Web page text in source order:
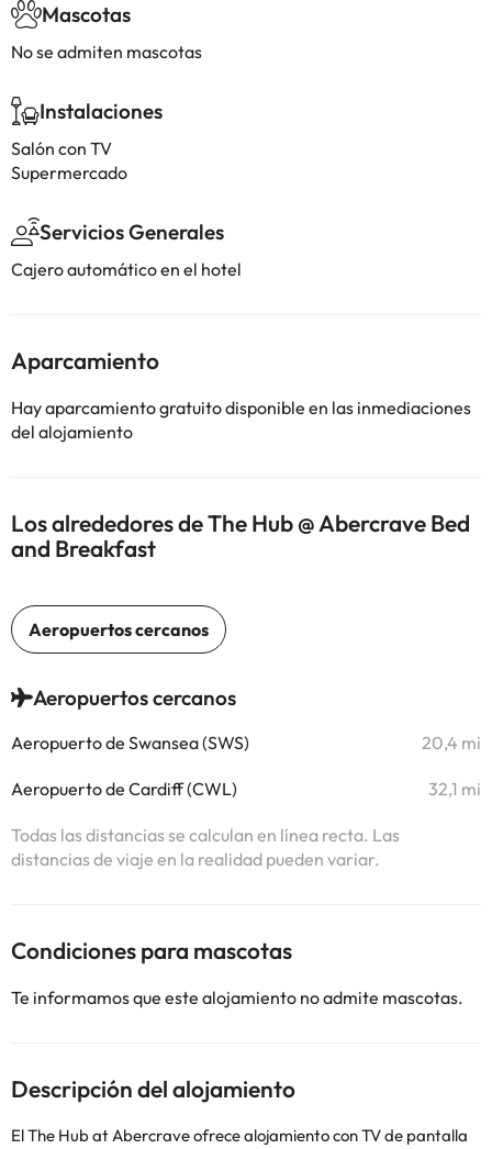
Mascotas
No se admiten mascotas
Instalaciones
Salón con TV
Supermercado
Servicios Generales
Cajero automático en el hotel
Aparcamiento
Hay aparcamiento gratuito disponible en las inmediaciones
del alojamiento
Los alrededores de The Hub @ Abercrave Bed
and Breakfast
Aeropuertos cercanos
Aeropuerto de Swansea (SWS) 20,4 mi
Aeropuerto de Cardiff (CWL) 32,1 mi
Todas las distancias se calculan en línea recta. Las
distancias de viaje en la realidad pueden variar.
Condiciones para mascotas
Te informamos que este alojamiento no admite mascotas.
Descripción del alojamiento
El The Hub at Abercrave ofrece alojamiento con TV de pantalla